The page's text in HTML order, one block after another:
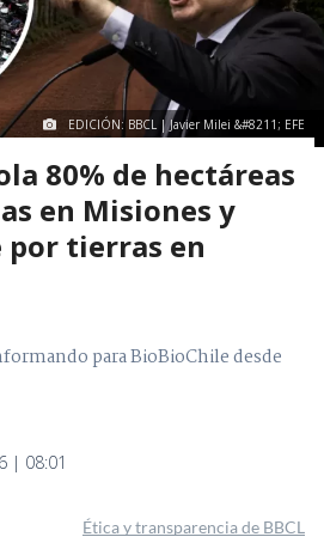
EDICIÓN: BBCL | Javier Milei &#8211; EFE
80% de hectáreas
en Misiones y
por tierras en
para BioBioChile desde
| 08:01
Ética y transparencia de BBCL